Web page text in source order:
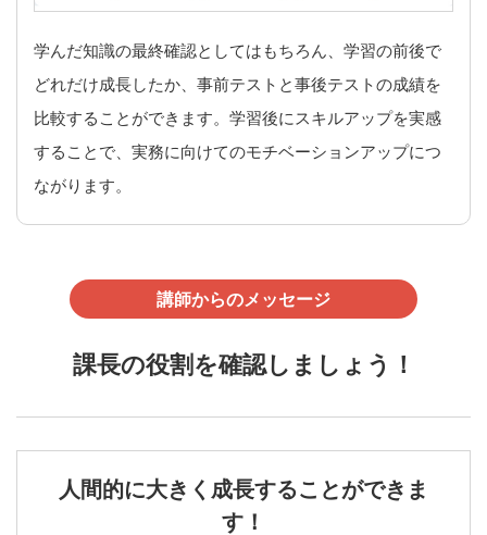
学んだ知識の最終確認としてはもちろん、学習の前後で
どれだけ成長したか、事前テストと事後テストの成績を
比較することができます。学習後にスキルアップを実感
することで、実務に向けてのモチベーションアップにつ
ながります。
講師からのメッセージ
課長の役割を確認しましょう！
人間的に大きく成長することができま
す！